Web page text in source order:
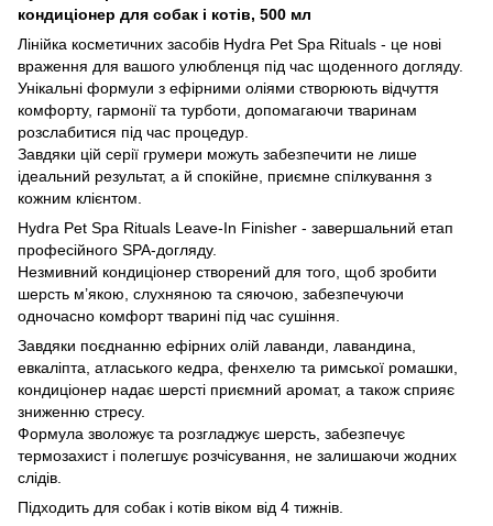
кондиціонер для собак і котів, 500 мл
Лінійка косметичних засобів Hydra Pet Spa Rituals - це нові
враження для вашого улюбленця під час щоденного догляду.
Унікальні формули з ефірними оліями створюють відчуття
комфорту, гармонії та турботи, допомагаючи тваринам
розслабитися під час процедур.
Завдяки цій серії грумери можуть забезпечити не лише
ідеальний результат, а й спокійне, приємне спілкування з
кожним клієнтом.
Hydra Pet Spa Rituals Leave-In Finisher - завершальний етап
професійного SPA-догляду.
Незмивний кондиціонер створений для того, щоб зробити
шерсть м’якою, слухняною та сяючою, забезпечуючи
одночасно комфорт тварині під час сушіння.
Завдяки поєднанню ефірних олій лаванди, лавандина,
евкаліпта, атласького кедра, фенхелю та римської ромашки,
кондиціонер надає шерсті приємний аромат, а також сприяє
зниженню стресу.
Формула зволожує та розгладжує шерсть, забезпечує
термозахист і полегшує розчісування, не залишаючи жодних
слідів.
Підходить для собак і котів віком від 4 тижнів.